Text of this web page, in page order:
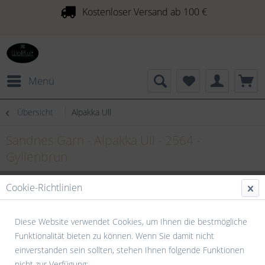
Kostenloser Versand ab 100 €
Menü
Übersicht Alpakka Ull
Cookie-Richtlinien
Diese Website verwendet Cookies, um Ihnen die bestmögliche
Funktionalität bieten zu können. Wenn Sie damit nicht
einverstanden sein sollten, stehen Ihnen folgende Funktionen